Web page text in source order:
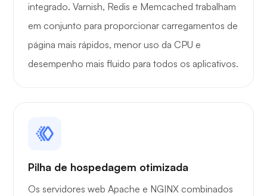
integrado. Varnish, Redis e Memcached trabalham
em conjunto para proporcionar carregamentos de
página mais rápidos, menor uso da CPU e
desempenho mais fluido para todos os aplicativos.
Pilha de hospedagem otimizada
Os servidores web Apache e NGINX combinados